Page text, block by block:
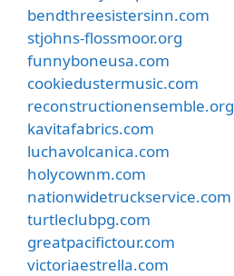
bendthreesistersinn.com
stjohns-flossmoor.org
funnyboneusa.com
cookiedustermusic.com
reconstructionensemble.org
kavitafabrics.com
luchavolcanica.com
holycownm.com
nationwidetruckservice.com
turtleclubpg.com
greatpacifictour.com
victoriaestrella.com